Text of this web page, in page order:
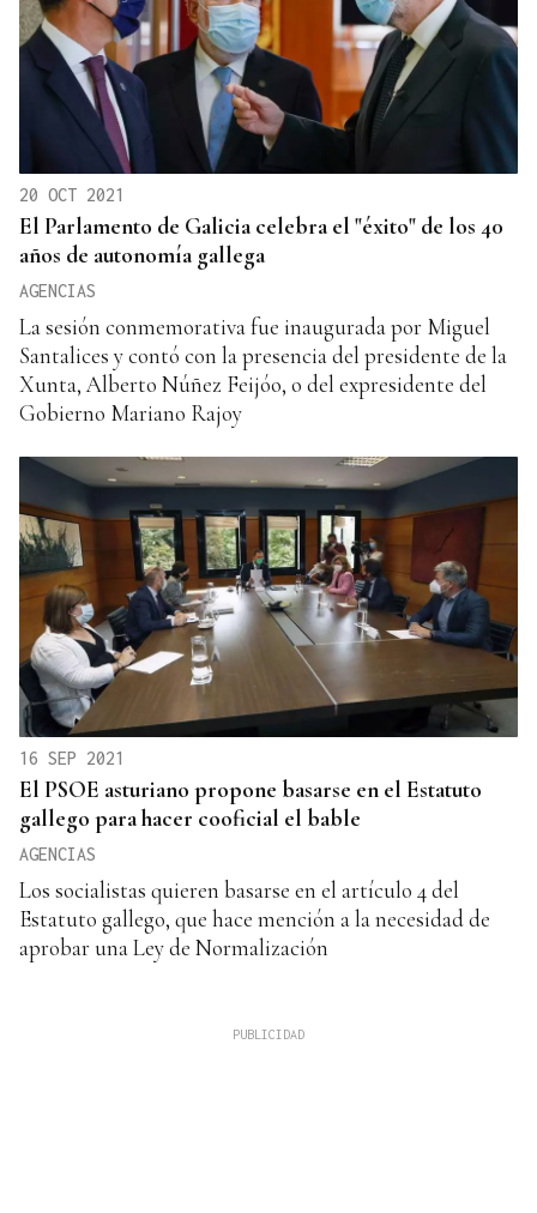
20 OCT 2021
El Parlamento de Galicia celebra el "éxito" de los 40
años de autonomía gallega
AGENCIAS
La sesión conmemorativa fue inaugurada por Miguel
Santalices y contó con la presencia del presidente de la
Xunta, Alberto Núñez Feijóo, o del expresidente del
Gobierno Mariano Rajoy
16 SEP 2021
El PSOE asturiano propone basarse en el Estatuto
gallego para hacer cooficial el bable
AGENCIAS
Los socialistas quieren basarse en el artículo 4 del
Estatuto gallego, que hace mención a la necesidad de
aprobar una Ley de Normalización